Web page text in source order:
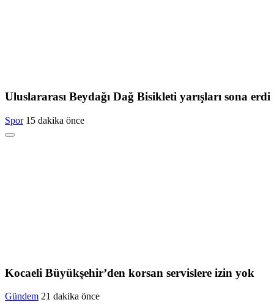
Uluslararası Beydağı Dağ Bisikleti yarışları sona erdi
Spor 15 dakika önce
Kocaeli Büyükşehir’den korsan servislere izin yok
Gündem 21 dakika önce